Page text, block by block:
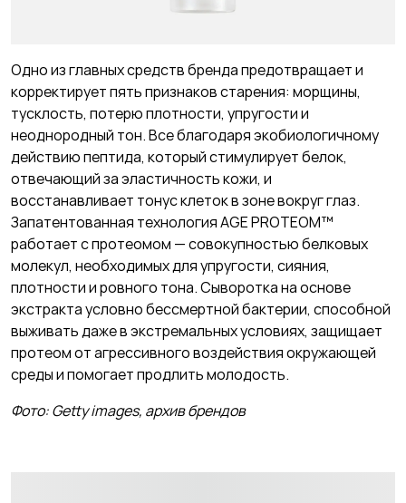
Одно из главных средств бренда предотвращает и
корректирует пять признаков старения: морщины,
тусклость, потерю плотности, упругости и
неоднородный тон. Все благодаря экобиологичному
действию пептида, который стимулирует белок,
отвечающий за эластичность кожи, и
восстанавливает тонус клеток в зоне вокруг глаз.
Запатентованная технология AGE PROTEOM™
работает с протеомом — совокупностью белковых
молекул, необходимых для упругости, сияния,
плотности и ровного тона. Сыворотка на основе
экстракта условно бессмертной бактерии, способной
выживать даже в экстремальных условиях, защищает
протеом от агрессивного воздействия окружающей
среды и помогает продлить молодость.
Фото: Getty images, архив брендов